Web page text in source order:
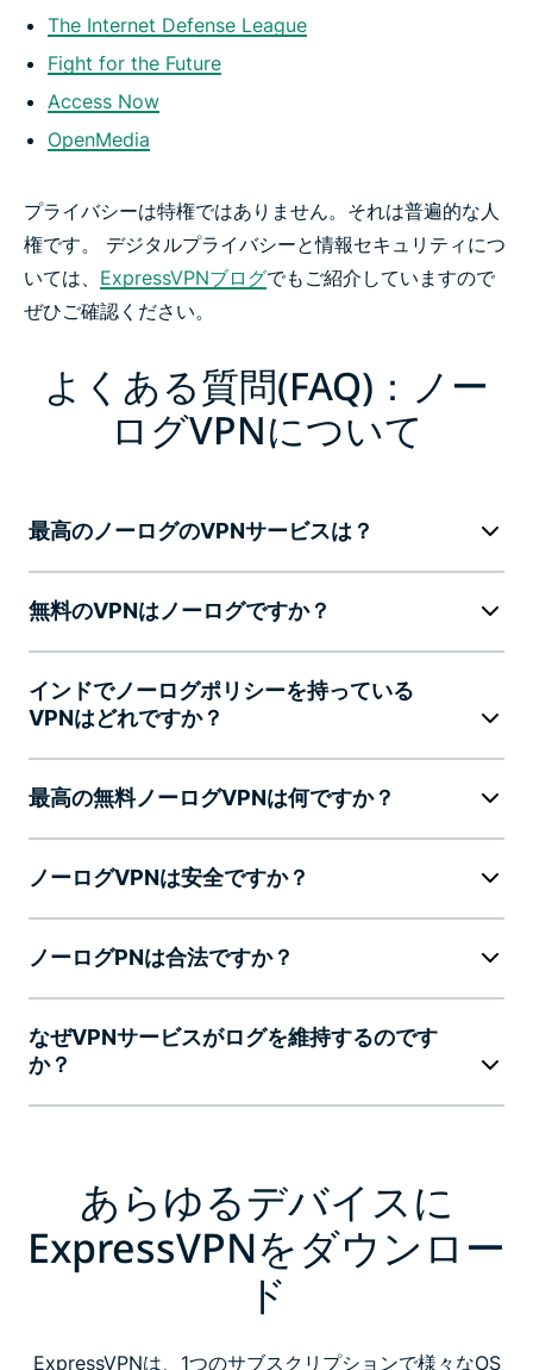
The Internet Defense League
Fight for the Future
Access Now
OpenMedia
プライバシーは特権ではありません。それは普遍的な人
権です。 デジタルプライバシーと情報セキュリティにつ
いては、 ExpressVPNブログでもご紹介していますので
ぜひご確認ください。
よくある質問(FAQ)：ノー
ログVPNについて
最高のノーログのVPNサービスは？
無料のVPNはノーログですか？
インドでノーログポリシーを持っている
VPNはどれですか？
最高の無料ノーログVPNは何ですか？
ノーログVPNは安全ですか？
ノーログPNは合法ですか？
なぜVPNサービスがログを維持するのです
か？
あらゆるデバイスに
ExpressVPNをダウンロー
ド
ExpressVPNは、1つのサブスクリプションで様々なOS